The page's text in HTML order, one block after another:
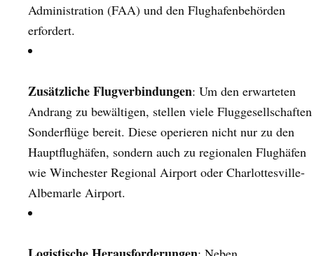
Administration (FAA) und den Flughafenbehörden
erfordert.
Zusätzliche Flugverbindungen: Um den erwarteten
Andrang zu bewältigen, stellen viele Fluggesellschaften
Sonderflüge bereit. Diese operieren nicht nur zu den
Hauptflughäfen, sondern auch zu regionalen Flughäfen
wie Winchester Regional Airport oder Charlottesville-
Albemarle Airport.